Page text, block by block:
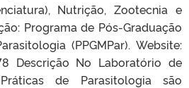
Nutrição, Zootecnia e
Programa de Pós-Graduação
(PPGMPar). Website:
Descrição No Laboratório de
de Parasitologia são